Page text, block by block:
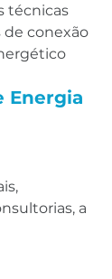
técnicas
de conexão
Energia
a